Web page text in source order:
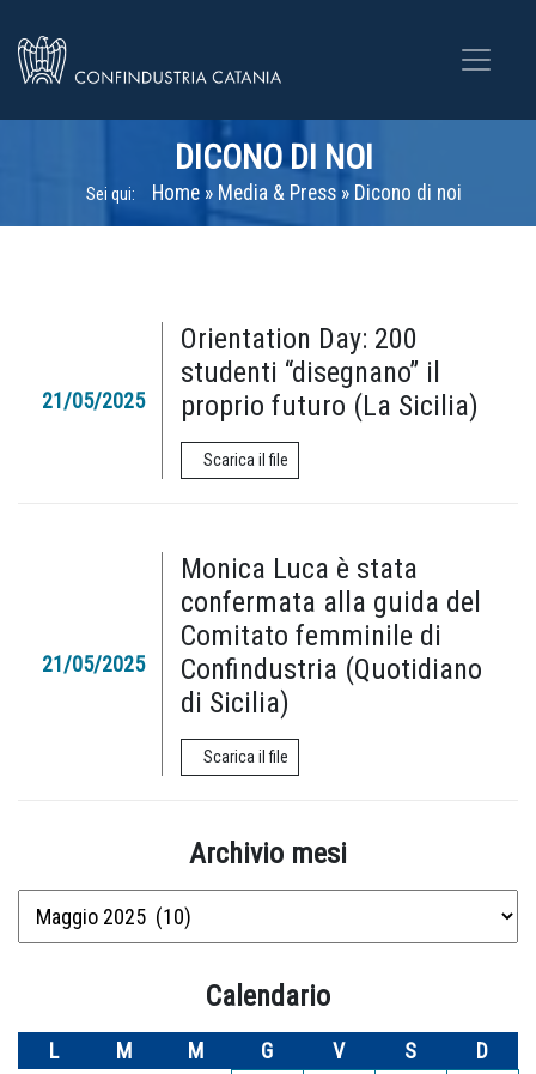
DICONO DI NOI
Sei qui: Home » Media & Press » Dicono di noi
21/05/2025
Orientation Day: 200
studenti “disegnano” il
proprio futuro (La Sicilia)
Scarica il file
21/05/2025
Monica Luca è stata
confermata alla guida del
Comitato femminile di
Confindustria (Quotidiano
di Sicilia)
Scarica il file
Archivio mesi
Archivio
mesi
Calendario
L M M G V S
D